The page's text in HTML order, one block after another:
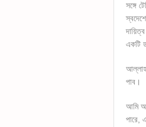
সঙ্গে
একটি
পাব।
আমি
পারে,